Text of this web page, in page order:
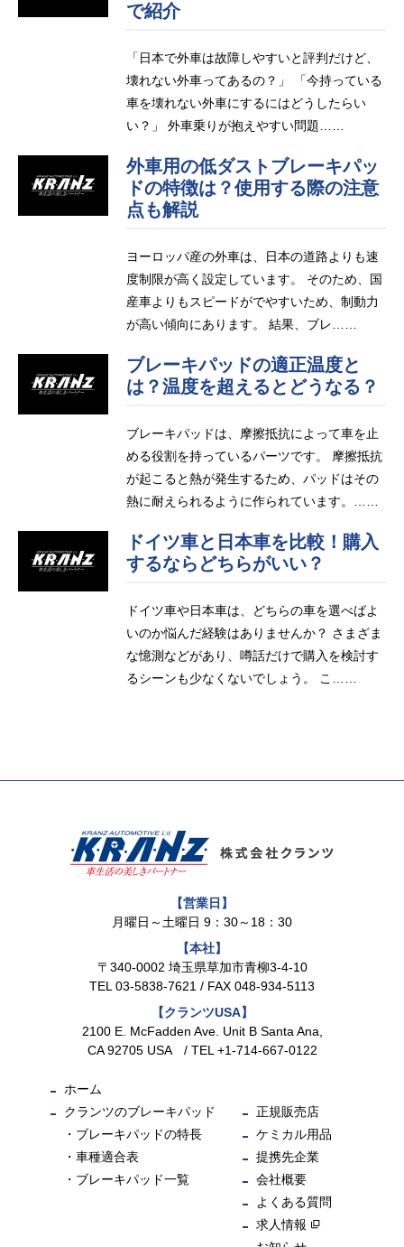
で紹介
「日本で外車は故障しやすいと評判だけど、
壊れない外車ってあるの？」 「今持っている
車を壊れない外車にするにはどうしたらい
い？」 外車乗りが抱えやすい問題……
外車用の低ダストブレーキパッ
ドの特徴は？使用する際の注意
点も解説
ヨーロッパ産の外車は、日本の道路よりも速
度制限が高く設定しています。 そのため、国
産車よりもスピードがでやすいため、制動力
が高い傾向にあります。 結果、ブレ……
ブレーキパッドの適正温度と
は？温度を超えるとどうなる？
ブレーキパッドは、摩擦抵抗によって車を止
める役割を持っているパーツです。 摩擦抵抗
が起こると熱が発生するため、パッドはその
熱に耐えられるように作られています。……
ドイツ車と日本車を比較！購入
するならどちらがいい？
ドイツ車や日本車は、どちらの車を選べばよ
いのか悩んだ経験はありませんか？ さまざま
な憶測などがあり、噂話だけで購入を検討す
るシーンも少なくないでしょう。 こ……
【営業日】
月曜日～土曜日 9：30～18：30
【本社】
〒340-0002 埼玉県草加市青柳3-4-10
TEL 03-5838-7621 / FAX 048-934-5113
【クランツUSA】
2100 E. McFadden Ave. Unit B Santa Ana,
CA 92705 USA / TEL +1-714-667-0122
ホーム
クランツのブレーキパッド
ブレーキパッドの特長
車種適合表
ブレーキパッド一覧
正規販売店
ケミカル用品
提携先企業
会社概要
よくある質問
求人情報